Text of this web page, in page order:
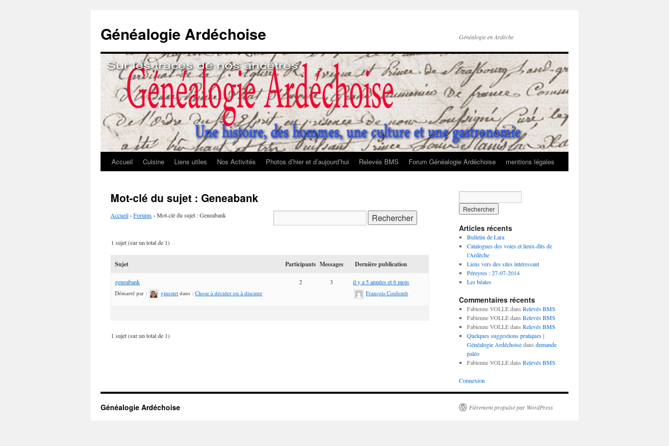
Généalogie Ardéchoise Généalogie en Ardèche
Aller
contenu
Accueil Cuisine Liens utiles Nos Activités Photos d’hier et d’aujourd’hui Relevés BMS Forum Généalogie Ardéchoise mentions légales
Mot-clé du sujet : Geneabank
Accueil› Forums› Mot-clé du sujet : Geneabank
1 sujet (sur un total de 1)
Sujet Participants Messages Dernière publication
geneabank
Démarré par : ginestet dans : Chose à décider ou à discuter
2 3 il y a 5 années et 6 mois
François Coulomb
1 sujet (sur un total de 1)
Articles récents
Bulletin de Lara
Catalogues des voies et lieux-dits de
l’Ardèche
Liens vers des sites intéressant
Péreyres : 27-07-2014
Les béates
Commentaires récents
Fabienne VOLLEdans Relevés BMS
Fabienne VOLLEdans Relevés BMS
Fabienne VOLLEdans Relevés BMS
Quelques suggestions pratiques |
Généalogie Ardéchoisedans demande
paléo
Fabienne VOLLEdans Relevés BMS
Connexion
Généalogie Ardéchoise Fièrement propulsé par WordPress